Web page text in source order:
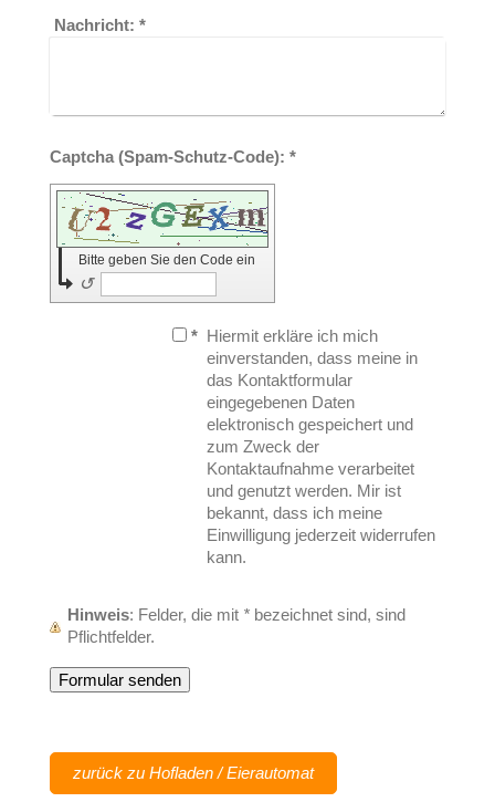
Nachricht: *
Captcha (Spam-Schutz-Code): *
Bitte geben Sie den Code ein
↺
* Hiermit erkläre ich mich
einverstanden, dass meine in
das Kontaktformular
eingegebenen Daten
elektronisch gespeichert und
zum Zweck der
Kontaktaufnahme verarbeitet
und genutzt werden. Mir ist
bekannt, dass ich meine
Einwilligung jederzeit widerrufen
kann.
Hinweis : Felder, die mit * bezeichnet sind, sind
Pflichtfelder.
zurück zu Hofladen / Eierautomat